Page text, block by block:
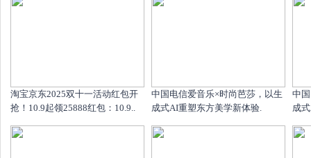
淘宝京东2025双十一活动红包开
抢！10.9起领25888红包：10.9..
中国电信爱音乐×时尚芭莎，以生
成式AI重塑东方美学新体验.
中
成